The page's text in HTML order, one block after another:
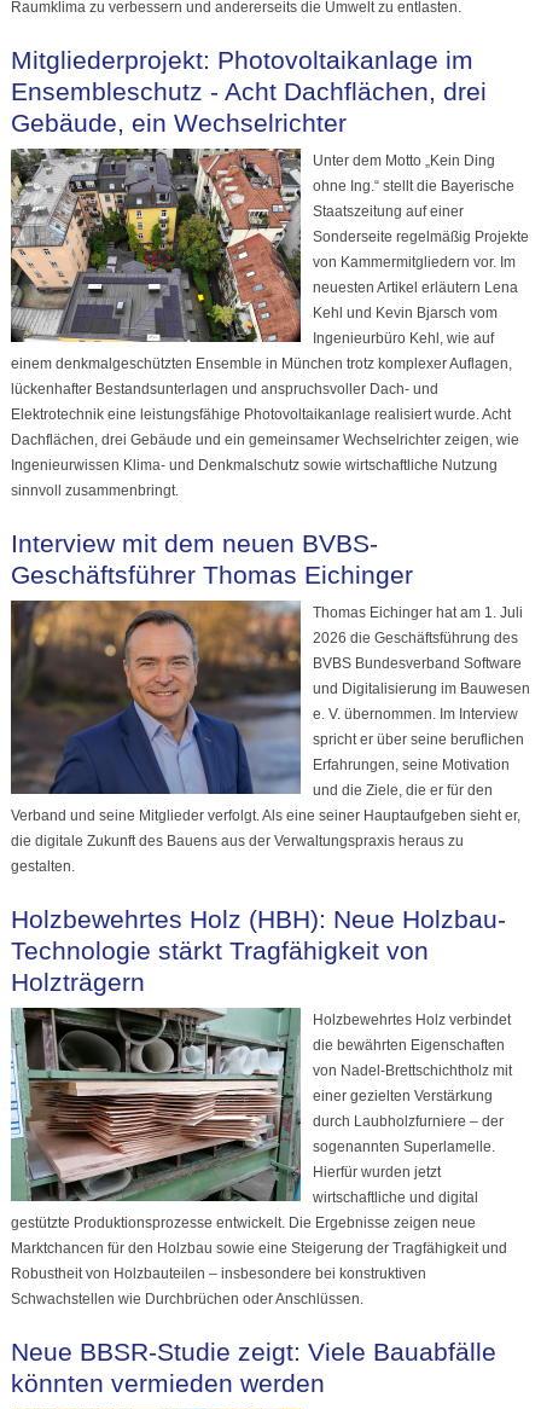
Raumklima zu verbessern und andererseits die Umwelt zu entlasten.
Mitgliederprojekt: Photovoltaikanlage im
Ensembleschutz - Acht Dachflächen, drei
Gebäude, ein Wechselrichter
Unter dem Motto „Kein Ding
ohne Ing.“ stellt die Bayerische
Staatszeitung auf einer
Sonderseite regelmäßig Projekte
von Kammermitgliedern vor. Im
neuesten Artikel erläutern Lena
Kehl und Kevin Bjarsch vom
Ingenieurbüro Kehl, wie auf
einem denkmalgeschützten Ensemble in München trotz komplexer Auflagen,
lückenhafter Bestandsunterlagen und anspruchsvoller Dach- und
Elektrotechnik eine leistungsfähige Photovoltaikanlage realisiert wurde. Acht
Dachflächen, drei Gebäude und ein gemeinsamer Wechselrichter zeigen, wie
Ingenieurwissen Klima- und Denkmalschutz sowie wirtschaftliche Nutzung
sinnvoll zusammenbringt.
Interview mit dem neuen BVBS-
Geschäftsführer Thomas Eichinger
Thomas Eichinger hat am 1. Juli
2026 die Geschäftsführung des
BVBS Bundesverband Software
und Digitalisierung im Bauwesen
e. V. übernommen. Im Interview
spricht er über seine beruflichen
Erfahrungen, seine Motivation
und die Ziele, die er für den
Verband und seine Mitglieder verfolgt. Als eine seiner Hauptaufgeben sieht er,
die digitale Zukunft des Bauens aus der Verwaltungspraxis heraus zu
gestalten.
Holzbewehrtes Holz (HBH): Neue Holzbau-
Technologie stärkt Tragfähigkeit von
Holzträgern
Holzbewehrtes Holz verbindet
die bewährten Eigenschaften
von Nadel-Brettschichtholz mit
einer gezielten Verstärkung
durch Laubholzfurniere – der
sogenannten Superlamelle.
Hierfür wurden jetzt
wirtschaftliche und digital
gestützte Produktionsprozesse entwickelt. Die Ergebnisse zeigen neue
Marktchancen für den Holzbau sowie eine Steigerung der Tragfähigkeit und
Robustheit von Holzbauteilen – insbesondere bei konstruktiven
Schwachstellen wie Durchbrüchen oder Anschlüssen.
Neue BBSR-Studie zeigt: Viele Bauabfälle
könnten vermieden werden